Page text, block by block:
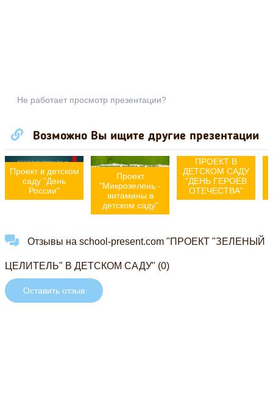
Не работает просмотр презентации?
Возможно Вы ищите другие презентации
Проект в детском
саду "День
России"
Проект
"Микрозелень -
витамины в
детском саду"
ПРОЕКТ В
ДЕТСКОМ САДУ
"ДЕНЬ ГЕРОЕВ
ОТЕЧЕСТВА"
Отзывы на school-present.com "ПРОЕКТ "ЗЕЛЕНЫЙ
ЦЕЛИТЕЛЬ" В ДЕТСКОМ САДУ" (0)
Оставить отзыв